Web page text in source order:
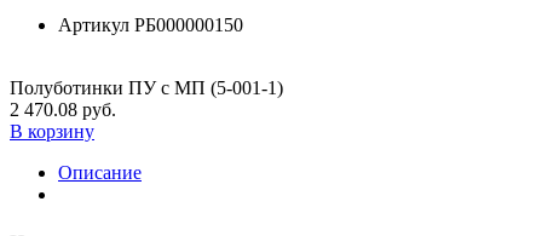
Артикул РБ000000150
Полуботинки ПУ с МП (5-001-1)
2 470.08 руб.
В корзину
Описание